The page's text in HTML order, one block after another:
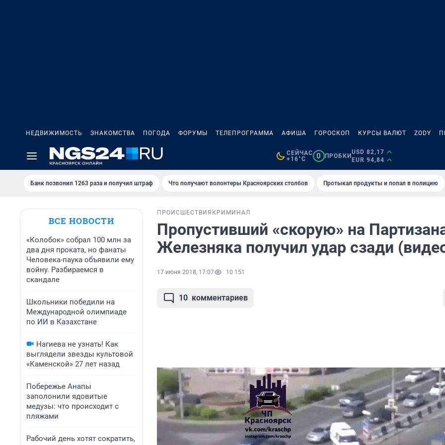
НЕДВИЖИМОСТЬ ЗНАКОМСТВА ПОГОДА ФОРУМЫ ТЕЛЕПРОГРАММА АФИША ГОРОСКОП КУРСЫ ВАЛЮТ ZODY
СЕЙЧАС
+16°C
0 ПРОБКИ
USD 82,17
EUR 94,84
Банк позвонил 1263 раза и получил штраф Что получают волонтеры Красноярских столбов Протыкал продукты и попал в полицию
ВСЕ НОВОСТИ
«Колобок» собрал 100 млн за
два дня проката, но фанаты
Человека-паука объявили ему
войну. Разбираемся в
скандале
Школьники победили на
Международной олимпиаде
по ИИ в Казахстане
Нагиева не узнать! Как
выглядели звезды культовой
«Каменской» 27 лет назад
Побережье Анапы
заполонили ядовитые
медузы: что происходит с
пляжами
Рабочий день хотят сократить,
ПРОИСШЕСТВИЯ КРИМИНАЛ
Пропустивший «скорую» на
Железняка получил удар сзади
17 июня 2018, 17:07 10 151
10 комментариев